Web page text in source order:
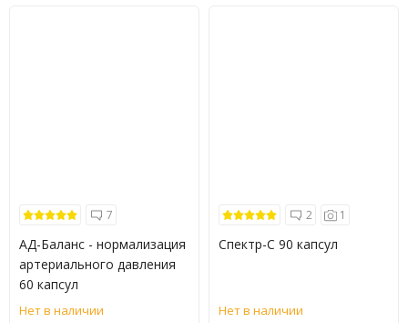
7
АД-Баланс - нормализация
артериального давления
60 капсул
Нет в наличии
2 1
Спектр-C 90 капсул
Нет в наличии